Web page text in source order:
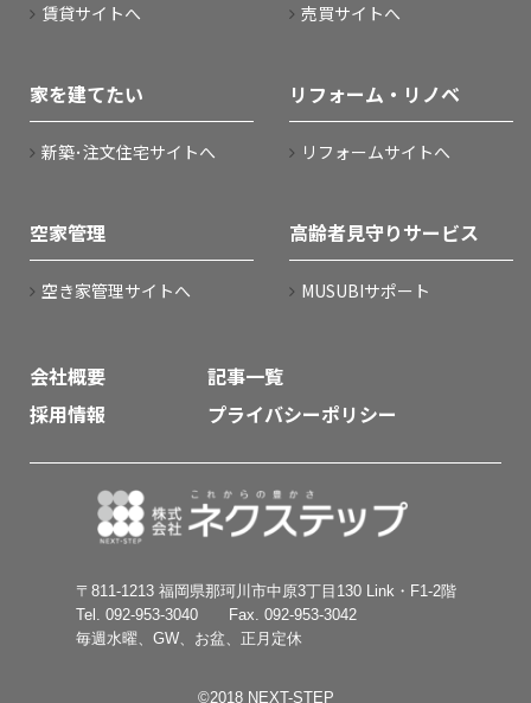
賃貸サイトへ 売買サイトへ
家を建てたい
新築･注文住宅サイトへ
リフォーム・リノベ
リフォームサイトへ
空家管理
空き家管理サイトへ
高齢者見守りサービス
MUSUBIサポート
会社概要
記事一覧
採用情報
プライバシーポリシー
〒811-1213 福岡県那珂川市中原3丁目130 Link・F1-2階
Tel. 092-953-3040 Fax. 092-953-3042
毎週水曜、GW、お盆、正月定休
©︎2018 NEXT-STEP